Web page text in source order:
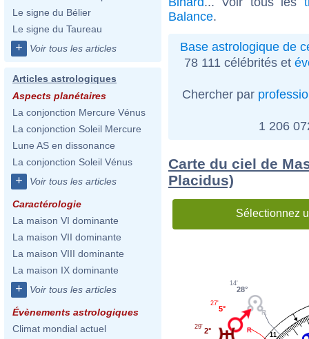
Le signe du Bélier
Le signe du Taureau
+ Voir tous les articles
Articles astrologiques
Aspects planétaires
La conjonction Mercure Vénus
La conjonction Soleil Mercure
Lune AS en dissonance
La conjonction Soleil Vénus
+ Voir tous les articles
Caractérologie
La maison VI dominante
La maison VII dominante
La maison VIII dominante
La maison IX dominante
+ Voir tous les articles
Évènements astrologiques
Climat mondial actuel
Balance.
Base astrologique de
78 111 célébrités et
Chercher par
1 206
Carte du ciel de
Placidus)
Sélectionnez
11
28°
14'
5°
27'
2°
29'